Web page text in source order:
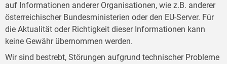
auf Informationen anderer Organisationen, wie z.B. anderer
österreichischer Bundesministerien oder den EU-Server. Für
die Aktualität oder Richtigkeit dieser Informationen kann
keine Gewähr übernommen werden.
Wir sind bestrebt, Störungen aufgrund technischer Probleme